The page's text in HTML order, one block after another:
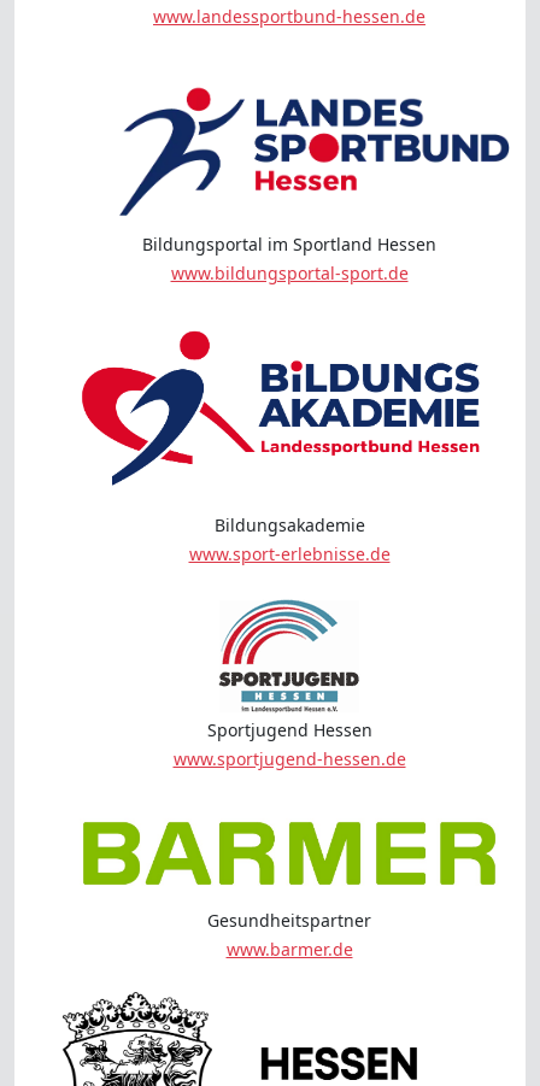
www.landessportbund-hessen.de
Bildungsportal im Sportland Hessen
www.bildungsportal-sport.de
Bildungsakademie
www.sport-erlebnisse.de
Sportjugend Hessen
www.sportjugend-hessen.de
Gesundheitspartner
www.barmer.de